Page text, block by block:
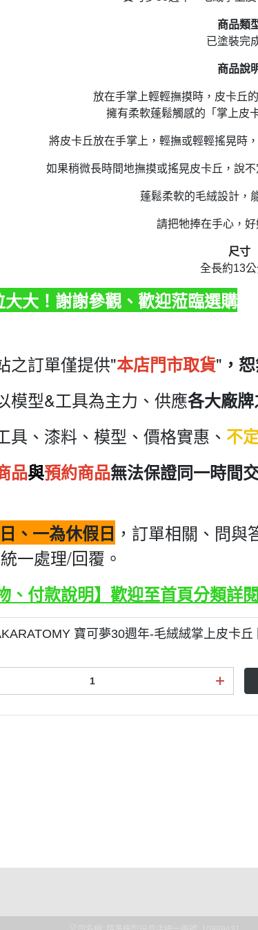
商品類
已塗裝完
商品說
放在手掌上輕輕撫摸時，皮卡丘
擁有柔軟蓬鬆觸感的「掌上皮
將皮卡丘放在手掌上，輕撫或輕輕搖晃時
如果稍微長時間地撫摸或搖晃皮卡丘，說
蓬鬆柔軟的毛絨設計，
請把牠捧在手心，好
尺寸
全長約13公
大！謝謝參觀、歡迎蒞臨選購
之訂單僅提供"本店門市取貨" ，
模型&工具為主力、供應各大廠
具、漆料、模型、價格實惠、 不
品與預約商品無法保證同一時間
、一為休假日 ，訂單相關、問
一處理/回覆。
、付款說明】歡迎至首頁分類詳
寶可夢30週年-毛絨絨掌上皮卡丘